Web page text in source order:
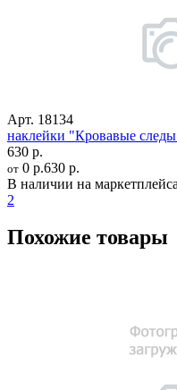
Арт. 18134
наклейки "Кровавые
630 р.
от 0 р.630 р.
В наличии на
2
Похожие товары